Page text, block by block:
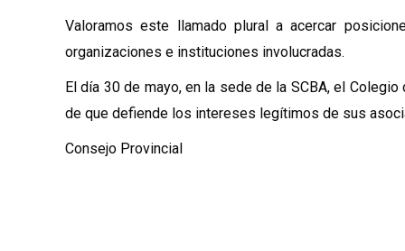
Valoramos este llamado plural a acercar
organizaciones e instituciones involucradas.
El día 30 de mayo, en la sede de la SCBA, el
de que defiende los intereses legítimos de sus
Consejo Provincial